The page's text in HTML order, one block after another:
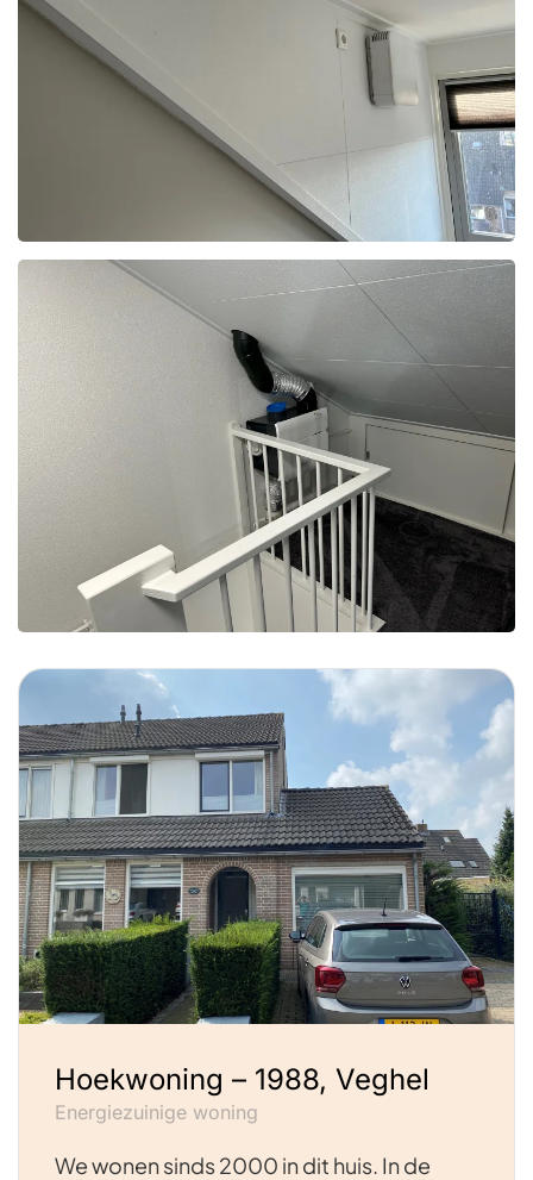
Foto bekijken
Hoekwoning – 1988, Veghel
Energiezuinige woning
We wonen sinds 2000 in dit huis. In de